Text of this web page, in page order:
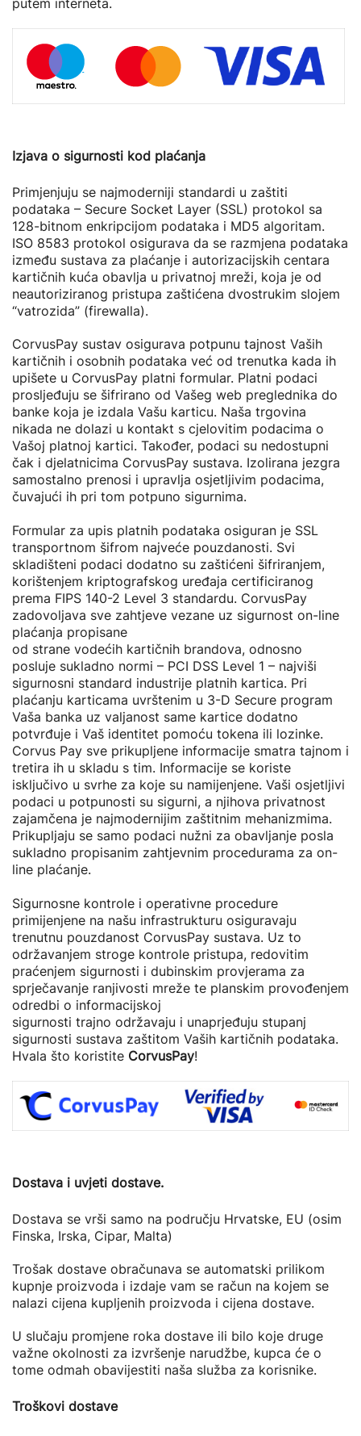
putem interneta.
Izjava o sigurnosti kod plaćanja
Primjenjuju se najmoderniji standardi u zaštiti
podataka – Secure Socket Layer (SSL) protokol sa
128-bitnom enkripcijom podataka i MD5 algoritam.
ISO 8583 protokol osigurava da se razmjena podataka
između sustava za plaćanje i autorizacijskih centara
kartičnih kuća obavlja u privatnoj mreži, koja je od
neautoriziranog pristupa zaštićena dvostrukim slojem
“vatrozida” (firewalla).
CorvusPay sustav osigurava potpunu tajnost Vaših
kartičnih i osobnih podataka već od trenutka kada ih
upišete u CorvusPay platni formular. Platni podaci
prosljeđuju se šifrirano od Vašeg web preglednika do
banke koja je izdala Vašu karticu. Naša trgovina
nikada ne dolazi u kontakt s cjelovitim podacima o
Vašoj platnoj kartici. Također, podaci su nedostupni
čak i djelatnicima CorvusPay sustava. Izolirana jezgra
samostalno prenosi i upravlja osjetljivim podacima,
čuvajući ih pri tom potpuno sigurnima.
Formular za upis platnih podataka osiguran je SSL
transportnom šifrom najveće pouzdanosti. Svi
skladišteni podaci dodatno su zaštićeni šifriranjem,
korištenjem kriptografskog uređaja certificiranog
prema FIPS 140-2 Level 3 standardu. CorvusPay
zadovoljava sve zahtjeve vezane uz sigurnost on-line
plaćanja propisane
od strane vodećih kartičnih brandova, odnosno
posluje sukladno normi – PCI DSS Level 1 – najviši
sigurnosni standard industrije platnih kartica. Pri
plaćanju karticama uvrštenim u 3-D Secure program
Vaša banka uz valjanost same kartice dodatno
potvrđuje i Vaš identitet pomoću tokena ili lozinke.
Corvus Pay sve prikupljene informacije smatra tajnom i
tretira ih u skladu s tim. Informacije se koriste
isključivo u svrhe za koje su namijenjene. Vaši osjetljivi
podaci u potpunosti su sigurni, a njihova privatnost
zajamčena je najmodernijim zaštitnim mehanizmima.
Prikupljaju se samo podaci nužni za obavljanje posla
sukladno propisanim zahtjevnim procedurama za on-
line plaćanje.
Sigurnosne kontrole i operativne procedure
primijenjene na našu infrastrukturu osiguravaju
trenutnu pouzdanost CorvusPay sustava. Uz to
održavanjem stroge kontrole pristupa, redovitim
praćenjem sigurnosti i dubinskim provjerama za
sprječavanje ranjivosti mreže te planskim provođenjem
odredbi o informacijskoj
sigurnosti trajno održavaju i unaprjeđuju stupanj
sigurnosti sustava zaštitom Vaših kartičnih podataka.
Hvala što koristite CorvusPay!
Dostava i uvjeti dostave.
Dostava se vrši samo na području Hrvatske, EU (osim
Finska, Irska, Cipar, Malta)
Trošak dostave obračunava se automatski prilikom
kupnje proizvoda i izdaje vam se račun na kojem se
nalazi cijena kupljenih proizvoda i cijena dostave.
U slučaju promjene roka dostave ili bilo koje druge
važne okolnosti za izvršenje narudžbe, kupca će o
tome odmah obavijestiti naša služba za korisnike.
Troškovi dostave